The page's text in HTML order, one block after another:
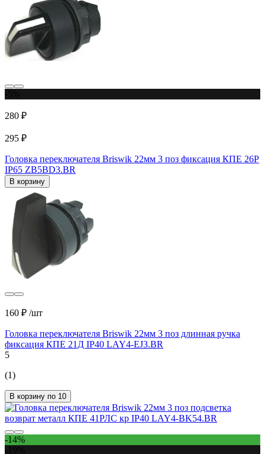
280 ₽
295 ₽
Головка переключателя Briswik 22мм 3 поз фиксация КПЕ 26Р
IP65 ZB5BD3.BR
В корзину
160 ₽ /шт
Головка переключателя Briswik 22мм 3 поз длинная ручка
фиксация КПЕ 21Д IP40 LAY4-EJ3.BR
5
(1)
В корзину по 10
-14%